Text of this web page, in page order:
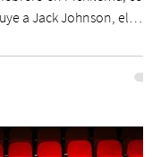
a Jack Johnson, el
comienza la
Santander con 30%
a esta preventa exclusiva
segunda etapa con una